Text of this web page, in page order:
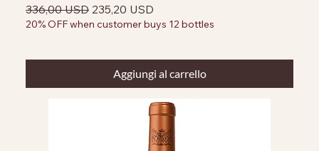
Prezzo regolare
336,00 USD Prezzo scontato
235,20 USD
20% OFF when customer buys 12 bottles
Aggiungi al carrello